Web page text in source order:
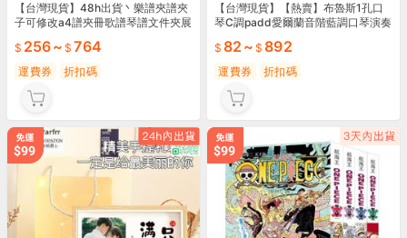
【台灣現貨】48h出貨丶樂譜夾譜夾
子可修改a4譜夾冊歌譜琴譜文件夾展
256~ 764
運費券 折扣碼
【台灣現貨】【熱賣】布魯斯1孔口
琴C調padd愛爾蘭音階藍調口琴演奏
82 ~ 892
運費券 折扣碼